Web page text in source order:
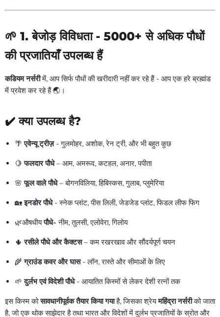
🌱 1. बेजोड़ विविधता - 5000+ से अधिक पौधों
की प्रजातियाँ उपलब्ध हैं
कडियम नर्सरीमें, आप सिर्फ पौधों की खरीदारी नहीं कर रहे हैं - आप एक हरे ब्रह्मांड
में प्रवेश कर रहे हैं 🌏।
✔️ क्या उपलब्ध है?
🌴एवेन्यू ट्रीज़- गुलमोहर, अशोक, रेन ट्री, और भी बहुत कुछ
🍋फलदार पौधे– आम, अमरूद, कटहल, अनार, पपीता
🌸फूल वाले पौधे– बोगनविलिया, हिबिस्कस, गुलाब, प्लुमेरिया
🏡इनडोर पौधे- स्नेक प्लांट, पीस लिली, जेडजेड प्लांट, फिडल लीफ फिग
🌿औषधीयपौधे- नीम, तुलसी, एलोवेरा, गिलोय
🌵रसीले पौधे और कैक्टस– कम रखरखाव और सौंदर्यपूर्ण चयन
🌾ग्राउंड कवर और घास- लॉन, रास्ते और सीमाओं के लिए
🌱दुर्लभ एवं विदेशी पौधे- आयातित किस्मों से लेकर देशी रत्नों तक
इस किस्म कोसावधानीपूर्वक तैयार किया गयाहै, जिसका श्रेयमहिंद्रा नर्सरीको जाता
है, जो एक थोक साझेदार है तथा भारत और विदेशों में दुर्लभ प्रजातियों के स्रोत और